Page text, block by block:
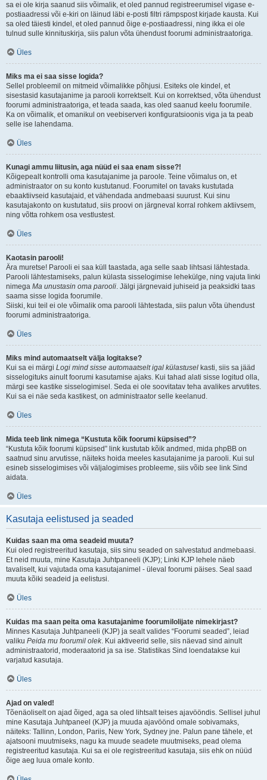
sa ei ole kirja saanud siis võimalik, et oled pannud registreerumisel vigase e-
postiaadressi või e-kiri on läinud läbi e-posti filtri rämpspost kirjade kausta. Kui
sa oled täiesti kindel, et oled pannud õige e-postiaadressi, ning ikka ei ole
tulnud sulle kinnituskirja, siis palun võta ühendust foorumi administraatoriga.
Üles
Miks ma ei saa sisse logida?
Sellel probleemil on mitmeid võimalikke põhjusi. Esiteks ole kindel, et
sisestasid kasutajanime ja parooli korrektselt. Kui on korrektsed, võta ühendust
foorumi administraatoriga, et teada saada, kas oled saanud keelu foorumile.
Ka on võimalik, et omanikul on veebiserveri konfiguratsioonis viga ja ta peab
selle ise lahendama.
Üles
Kunagi ammu liitusin, aga nüüd ei saa enam sisse?!
Kõigepealt kontrolli oma kasutajanime ja paroole. Teine võimalus on, et
administraator on su konto kustutanud. Foorumitel on tavaks kustutada
ebaaktiivseid kasutajaid, et vähendada andmebaasi suurust. Kui sinu
kasutajakonto on kustutatud, siis proovi on järgneval korral rohkem aktiivsem,
ning võtta rohkem osa vestlustest.
Üles
Kaotasin parooli!
Ära muretse! Parooli ei saa küll taastada, aga selle saab lihtsasi lähtestada.
Parooli lähtestamiseks, palun külasta sisselogimise lehekülge, ning vajuta linki
nimega Ma unustasin oma parooli. Jälgi järgnevaid juhiseid ja peaksidki taas
saama sisse logida foorumile.
Siiski, kui teil ei ole võimalik oma parooli lähtestada, siis palun võta ühendust
foorumi administraatoriga.
Üles
Miks mind automaatselt välja logitakse?
Kui sa ei märgi Logi mind sisse automaatselt igal külastusel kasti, siis sa jääd
sisselogituks ainult foorumi kasutamise ajaks. Kui tahad alati sisse logitud olla,
märgi see kastike sisselogimisel. Seda ei ole soovitatav teha avalikes arvutites.
Kui sa ei näe seda kastikest, on administraator selle keelanud.
Üles
Mida teeb link nimega “Kustuta kõik foorumi küpsised”?
“Kustuta kõik foorumi küpsised” link kustutab kõik andmed, mida phpBB on
saatnud sinu arvutisse, näiteks hoida meeles kasutajanime ja parooli. Kui sul
esineb sisselogimises või väljalogimises probleeme, siis võib see link Sind
aidata.
Üles
Kasutaja eelistused ja seaded
Kuidas saan ma oma seadeid muuta?
Kui oled registreeritud kasutaja, siis sinu seaded on salvestatud andmebaasi.
Et neid muuta, mine Kasutaja Juhtpaneeli (KJP); Linki KJP lehele näeb
tavaliselt, kui vajutada oma kasutajanimel - üleval foorumi päises. Seal saad
muuta kõiki seadeid ja eelistusi.
Üles
Kuidas ma saan peita oma kasutajanime foorumilolijate nimekirjast?
Minnes Kasutaja Juhtpaneeli (KJP) ja sealt valides “Foorumi seaded”, leiad
valiku Peida mu foorumil olek. Kui aktiveerid selle, siis näevad sind ainult
administraatorid, moderaatorid ja sa ise. Statistikas Sind loendatakse kui
varjatud kasutaja.
Üles
Ajad on valed!
Tõenäoliselt on ajad õiged, aga sa oled lihtsalt teises ajavööndis. Sellisel juhul
mine Kasutaja Juhtpaneel (KJP) ja muuda ajavöönd omale sobivamaks,
näiteks: Tallinn, London, Pariis, New York, Sydney jne. Palun pane tähele, et
ajatsooni muutmiseks, nagu ka muude seadete muutmiseks, pead olema
registreeritud kasutaja. Kui sa ei ole registreeritud kasutaja, siis ehk on nüüd
õige aeg luua omale konto.